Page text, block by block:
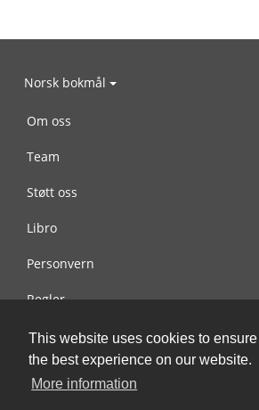
This website uses cookies to
the best experience on our website.
More information
Norsk bokmål
Om oss
Team
Støtt oss
Libro
Personvern
Regler
Kontakt oss